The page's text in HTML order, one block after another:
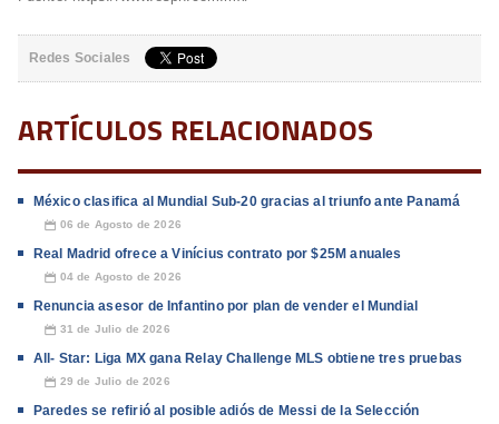
Redes Sociales
ARTÍCULOS RELACIONADOS
México clasifica al Mundial Sub-20 gracias al triunfo ante Panamá
📅 06 de Agosto de 2026
Real Madrid ofrece a Vinícius contrato por $25M anuales
📅 04 de Agosto de 2026
Renuncia asesor de Infantino por plan de vender el Mundial
📅 31 de Julio de 2026
All- Star: Liga MX gana Relay Challenge MLS obtiene tres pruebas
📅 29 de Julio de 2026
Paredes se refirió al posible adiós de Messi de la Selección